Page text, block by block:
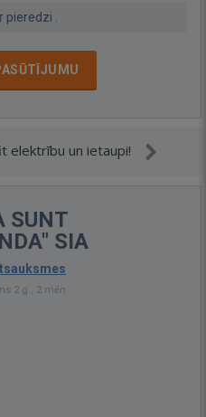
.
elektrību un ietaupi!
SUNT
SIA
2 g., 2 mēn.